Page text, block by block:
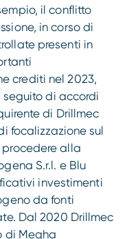
il conflitto
in corso di
presenti in
crediti nel 2023,
seguito di accordi
di Drillmec
focalizzazione sul
procedere alla
S.r.l. e Blu
investimenti
da fonti
Dal 2020 Drillmec
di Megha